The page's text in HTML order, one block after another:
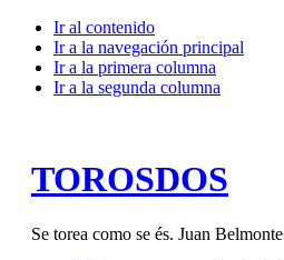
Ir al contenido
Ir a la navegación principal
Ir a la primera columna
Ir a la segunda columna
TOROSDOS
Se torea como se és. Juan Belmonte